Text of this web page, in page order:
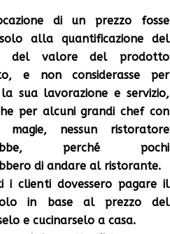
di un prezzo fosse
alla quantificazione del
del valore del prodotto
e non considerasse per
la sua lavorazione e servizio,
per alcuni grandi chef con
nessun ristoratore
perché pochi
di andare al ristorante.
i clienti dovessero pagare il
in base al prezzo del
e cucinarselo a casa.